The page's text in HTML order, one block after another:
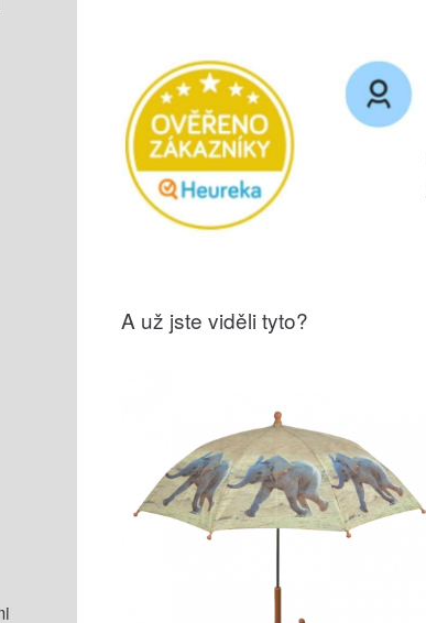
A už jste viděli tyto?